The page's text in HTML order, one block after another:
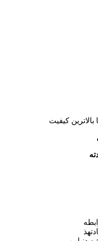
بالاترین کیفیت